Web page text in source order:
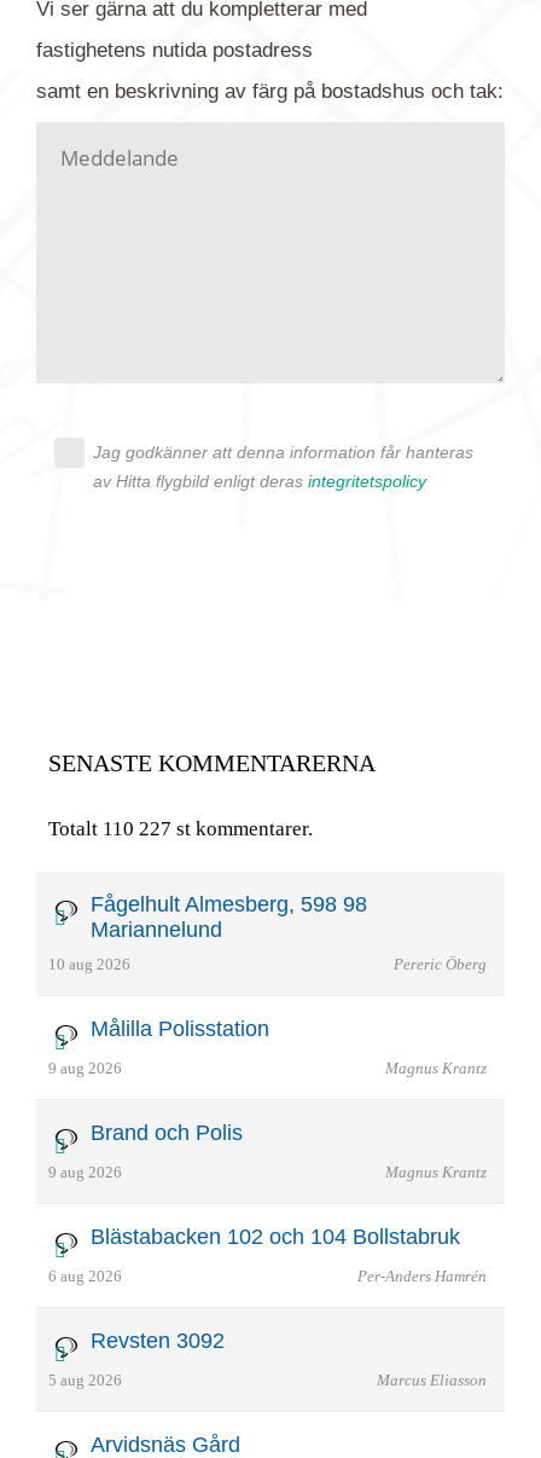
kontaktar dig så fort vi kan, givetvis utan
Vi ser gärna att du kompletterar med
fastighetens nutidapostadress
samt en beskrivning av färg på bostadshus och tak:
Jag godkänner att denna information får hanteras
av Hitta flygbild enligt deras integritetspolicy
SENASTE KOMMENTARERNA
Totalt 110 227 st kommentarer.
Fågelhult Almesberg, 598 98
Mariannelund
10 aug 2026 Pereric Öberg
Målilla Polisstation
9 aug 2026 Magnus Krantz
Brand och Polis
9 aug 2026 Magnus Krantz
Blästabacken 102 och 104 Bollstabruk
6 aug 2026 Per-Anders Hamrén
Revsten 3092
5 aug 2026 Marcus Eliasson
Arvidsnäs Gård